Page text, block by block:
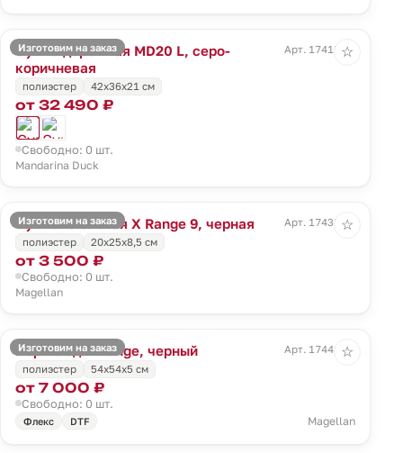
Изготовим на заказ
Сумка дорожная MD20 L, серо-
коричневая
Арт. 17418.10
полиэстер 42x36x21 см
от 32 490 ₽
Свободно: 0 шт.
Mandarina Duck
☆
Изготовим на заказ
Сумка плечевая X Range 9, черная
Арт. 17438.30
полиэстер
20x25x8,5 см
от 3 500 ₽
Свободно: 0 шт.
Magellan
☆
Изготовим на заказ
Портплед X Range, черный
Арт. 17441.30
полиэстер
54х54х5 см
от 7 000 ₽
Свободно: 0 шт.
Флекс DTF Magellan
☆